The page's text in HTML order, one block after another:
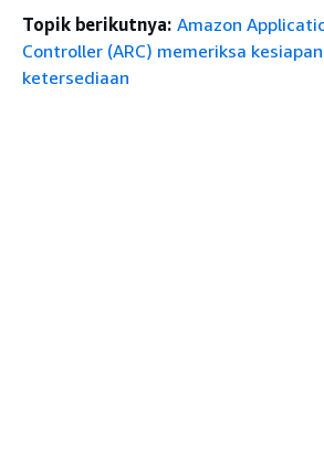
Topik berikutnya: Amazon
Controller (ARC) memeriksa
ketersediaan